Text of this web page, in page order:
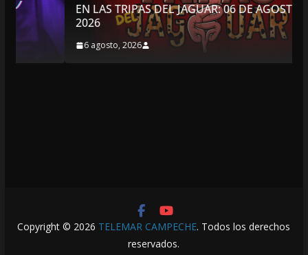
EN LAS TRIPAS DEL JAGUAR: 06 DE AGOSTO DE
2026
6 agosto, 2026
Copyright © 2026 TELEMAR CAMPECHE. Todos los derechos
reservados.